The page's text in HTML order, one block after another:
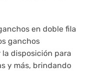
en doble fila
ganchos
disposición para
y más, brindando